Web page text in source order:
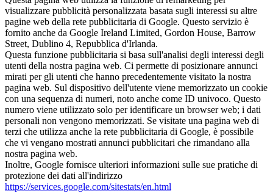
visualizzare pubblicità personalizzata basata sugli interessi su altre
pagine web della rete pubblicitaria di Google. Questo servizio è
fornito anche da Google Ireland Limited, Gordon House, Barrow
Street, Dublino 4, Repubblica d'Irlanda.
Questa funzione pubblicitaria si basa sull'analisi degli interessi degli
utenti della nostra pagina web. Ci permette di posizionare annunci
mirati per gli utenti che hanno precedentemente visitato la nostra
pagina web. Sul dispositivo dell'utente viene memorizzato un cookie
con una sequenza di numeri, noto anche come ID univoco. Questo
numero viene utilizzato solo per identificare un browser web; i dati
personali non vengono memorizzati. Se visitate una pagina web di
terzi che utilizza anche la rete pubblicitaria di Google, è possibile
che vi vengano mostrati annunci pubblicitari che rimandano alla
nostra pagina web.
Inoltre, Google fornisce ulteriori informazioni sulle sue pratiche di
protezione dei dati all'indirizzo
https://services.google.com/sitestats/en.html